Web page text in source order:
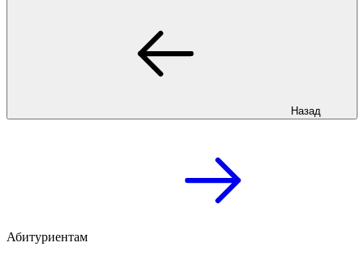
Назад
Абитуриентам